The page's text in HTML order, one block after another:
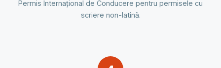
Permis Internațional de Conducere pentru permisele cu
scriere non-latină.